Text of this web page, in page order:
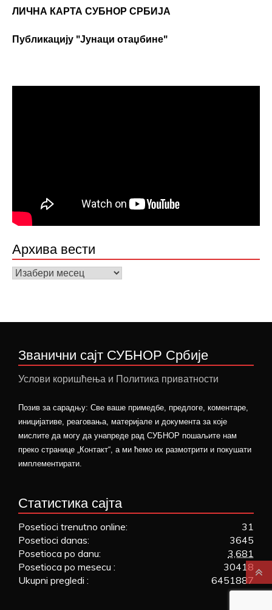
ЛИЧНА КАРТА СУБНОР СРБИЈА
Публикацију "Јунаци отаџбине"
Архива вести
Архива
Званични сајт СУБНОР Србије
Услови коришћења и Политика приватности
Позив за сарадњу: Све ваше примедбе, предлоге, коментаре,
иницијативе, реаговања, материјале и документа за које
мислите да могу да унапреде рад СУБНОР пошаљите нам
преко странице „Контакт“, а ми ћемо их размотрити и покушати
имплементирати.
Статистика сајта
31
Posetioci trenutno online:
3645
Posetioci danas:
3,681
Posetioca po danu:
30418
Posetioca po mesecu :
6451887
Ukupni pregledi :